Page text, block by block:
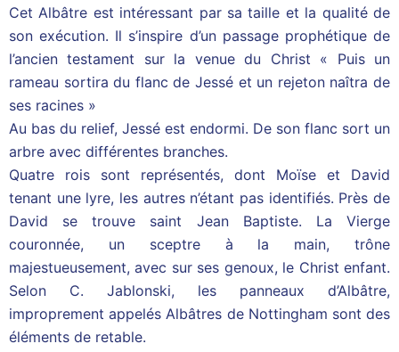
Cet Albâtre est intéressant par sa taille et la qualité de
son exécution. Il s’inspire d’un passage prophétique de
l’ancien testament sur la venue du Christ « Puis un
rameau sortira du flanc de Jessé et un rejeton naîtra de
ses racines »
Au bas du relief, Jessé est endormi. De son flanc sort un
arbre avec différentes branches.
Quatre rois sont représentés, dont Moïse et David
tenant une lyre, les autres n’étant pas identifiés. Près de
David se trouve saint Jean Baptiste. La Vierge
couronnée, un sceptre à la main, trône
majestueusement, avec sur ses genoux, le Christ enfant.
Selon C. Jablonski, les panneaux d’Albâtre,
improprement appelés Albâtres de Nottingham sont des
éléments de retable.